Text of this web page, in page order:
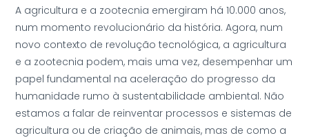
A agricultura e a zootecnia emergiram há 10.000 anos,
num momento revolucionário da história. Agora, num
novo contexto de revolução tecnológica, a agricultura
e a zootecnia podem, mais uma vez, desempenhar um
papel fundamental na aceleração do progresso da
humanidade rumo à sustentabilidade ambiental. Não
estamos a falar de reinventar processos e sistemas de
agricultura ou de criação de animais, mas de como a